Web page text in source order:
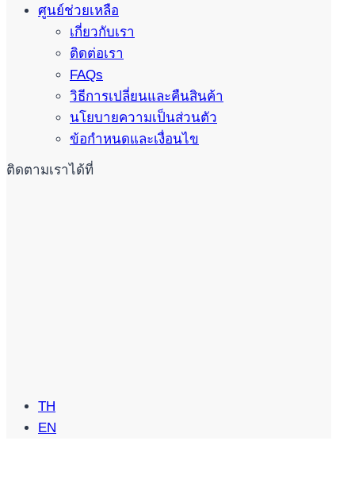
ศูนย์ช่วยเหลือ
เกี่ยวกับเรา
ติดต่อเรา
FAQs
วิธีการเปลี่ยนและคืนสินค้า
นโยบายความเป็นส่วนตัว
ข้อกำหนดและเงื่อนไข
ติดตามเราได้ที่
TH
EN